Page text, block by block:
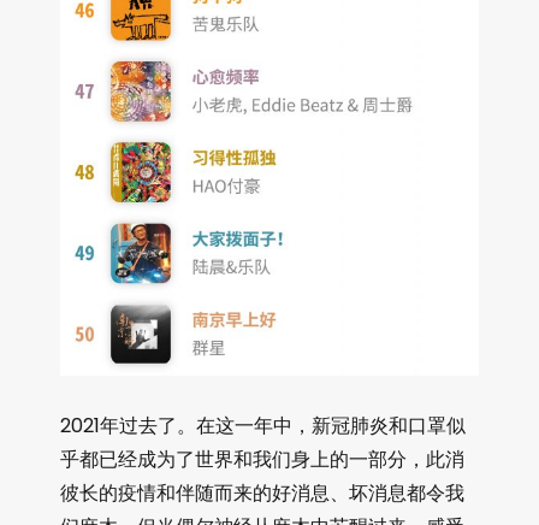
2021年过去了。在这一年中，新冠肺炎和口罩似
乎都已经成为了世界和我们身上的一部分，此消
彼长的疫情和伴随而来的好消息、坏消息都令我